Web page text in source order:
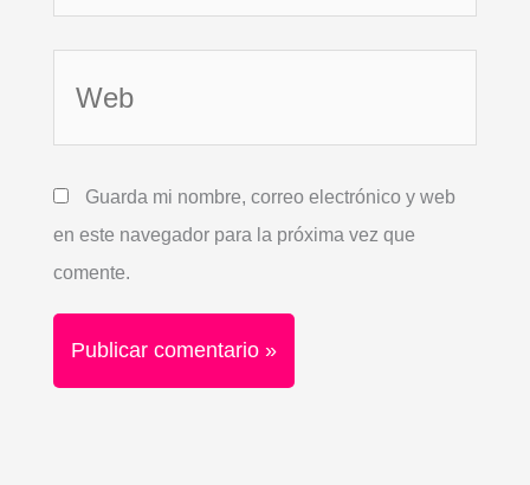
Guarda mi nombre, correo electrónico y web
en este navegador para la próxima vez que
comente.